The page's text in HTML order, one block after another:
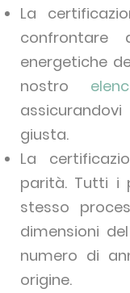
La
confrontare
energetiche
nostro
giusta.
La
parità. Tutti i
stesso
dimensioni
numero di
origine.